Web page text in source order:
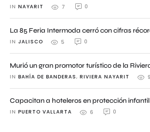
IN NAYARIT 7 0
La 85 Feria Intermoda cerró con cifras
IN JALISCO 5 0
Murió un gran promotor turístico de la
IN BAHÍA DE BANDERAS, RIVIERA NAYARIT 9
Capacitan a hoteleros en protección infantil
IN PUERTO VALLARTA 6 0